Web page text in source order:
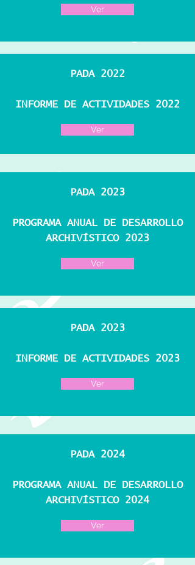
Ver
PADA 2022
INFORME DE ACTIVIDADES 2022
Ver
PADA 2023
PROGRAMA ANUAL DE DESARROLLO
ARCHIVÍSTICO 2023
Ver
PADA 2023
INFORME DE ACTIVIDADES 2023
Ver
PADA 2024
PROGRAMA ANUAL DE DESARROLLO
ARCHIVÍSTICO 2024
Ver